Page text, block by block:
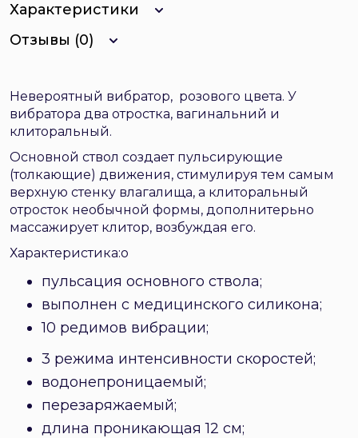
Характеристики
Отзывы (0)
Невероятный вибратор, розового цвета. У
вибратора два отростка, вагинальний и
клиторальный.
Основной ствол создает пульсирующие
(толкающие) движения, стимулируя тем самым
верхную стенку влагалища, а клиторальный
отросток необычной формы, дополнитерьно
массажирует клитор, возбуждая его.
Характеристика:о
пульсация основного ствола;
выполнен с медицинского силикона;
10 редимов вибрации;
3 режима интенсивности скоростей;
водонепроницаемый;
перезаряжаемый;
длина проникающая 12 см;